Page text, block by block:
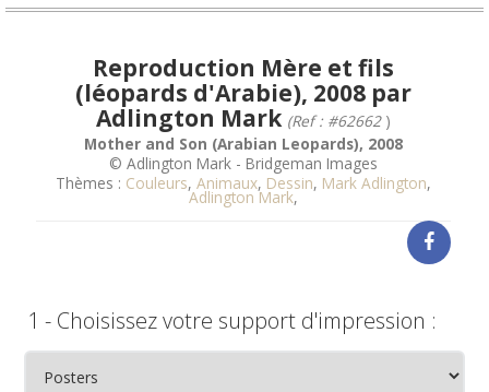
Reproduction Mère et fils
(léopards d'Arabie), 2008 par
Adlington Mark (Ref : #62662)
Mother and Son (Arabian Leopards), 2008
© Adlington Mark - Bridgeman Images
Thèmes : Couleurs, Animaux, Dessin, Mark Adlington,
Adlington Mark,
1 - Choisissez votre support d'impression :